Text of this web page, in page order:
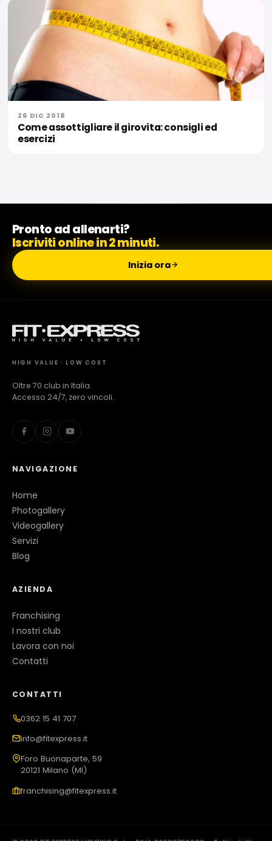
26 DIC 2018
Come assottigliare il girovita: consigli ed
esercizi
Pronto ad allenarti?
Iscriviti online in 2 minuti.
Inizia ora
HIGH VALUE · LOW COST
Oltre 70 club in Italia.
Accesso 24/7, zero vincoli.
NAVIGAZIONE
Home
Photogallery
Videogallery
Servizi
Blog
AZIENDA
Franchising
I nostri club
Lavora con noi
Contatti
CONTATTI
0362 15 41 707
info@fitexpress.it
Foro Buonaparte, 59
20121 Milano (MI)
franchising@fitexpress.it